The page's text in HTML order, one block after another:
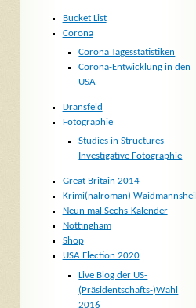
Bucket List
Corona
Corona Tagesstatistiken
Corona-Entwicklung in den
USA
Dransfeld
Fotographie
Studies in Structures –
Investigative Fotographie
Great Britain 2014
Krimi(nalroman) Waidmannsheil
Neun mal Sechs-Kalender
Nottingham
Shop
USA Election 2020
Live Blog der US-
(Präsidentschafts-)Wahl
2016